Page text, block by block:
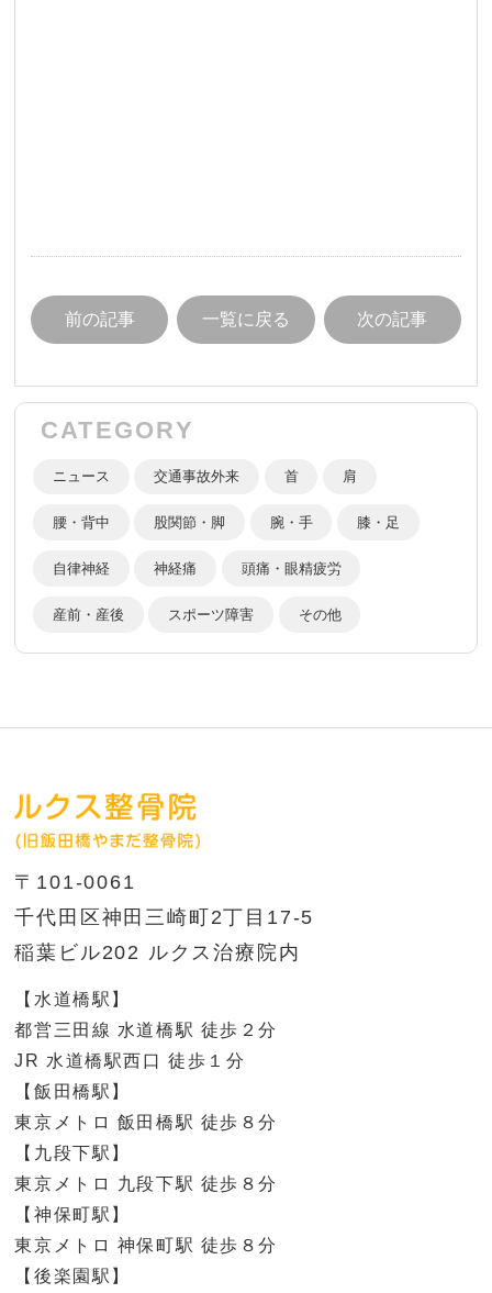
前の記事 一覧に戻る 次の記事
CATEGORY
ニュース 交通事故外来 首 肩
腰・背中 股関節・脚 腕・手 膝・足
自律神経 神経痛 頭痛・眼精疲労
産前・産後 スポーツ障害 その他
〒101-0061
千代田区神田三崎町2丁目17-5
稲葉ビル202 ルクス治療院内
【水道橋駅】
都営三田線 水道橋駅 徒歩２分
JR 水道橋駅西口 徒歩１分
【飯田橋駅】
東京メトロ 飯田橋駅 徒歩８分
【九段下駅】
東京メトロ 九段下駅 徒歩８分
【神保町駅】
東京メトロ 神保町駅 徒歩８分
【後楽園駅】